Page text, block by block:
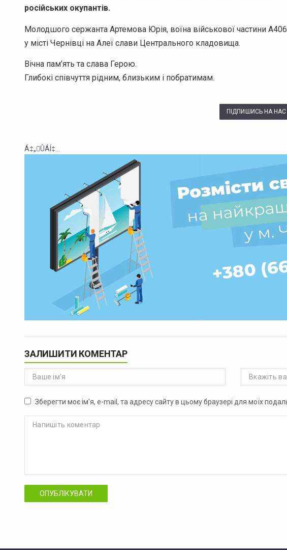
російських окупантів.
Молодшого сержанта Артемова Юрія, воїна військової частини
у місті Чернівці на Алеї слави Центрального кладовища.
Вічна пам’ять та слава Герою.
Глибокі співчуття рідним, близьким і побратимам.
ПІДПИШИСЬ НА
Á‡„ÛÁÍ‡...
ЗАЛИШИТИ КОМЕНТАР
Зберегти моє ім'я, e-mail, та адресу сайту в цьому браузері для моїх
ОПУБЛІКУВАТИ